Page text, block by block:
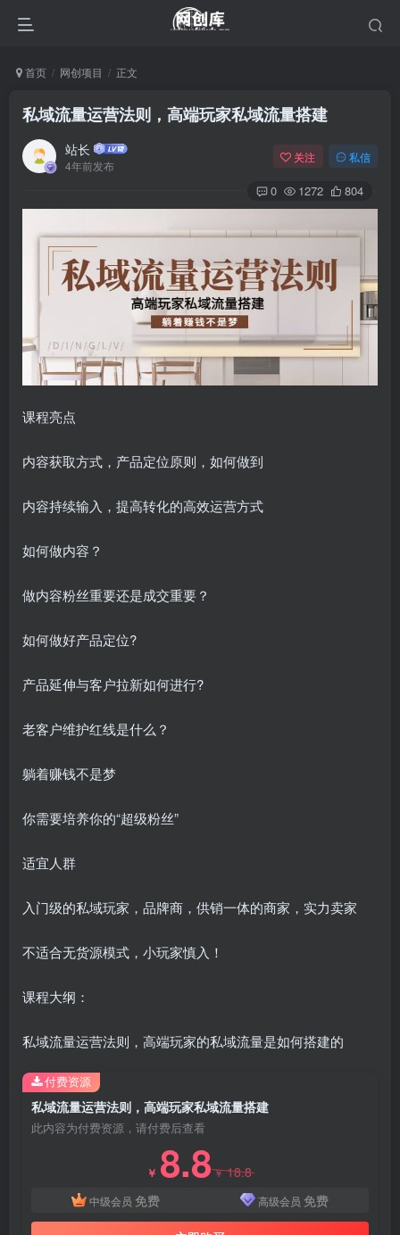
首页 网创项目 正文
私域流量运营法则，高端玩家私域流量搭建
站长
4年前发布
关注 私信
0 1272 804
课程亮点
内容获取方式，产品定位原则，如何做到
内容持续输入，提高转化的高效运营方式
如何做内容？
做内容粉丝重要还是成交重要？
如何做好产品定位?
产品延伸与客户拉新如何进行?
老客户维护红线是什么？
躺着赚钱不是梦
你需要培养你的“超级粉丝”
适宜人群
入门级的私域玩家，品牌商，供销一体的商家，实力卖家
不适合无货源模式，小玩家慎入！
课程大纲：
私域流量运营法则，高端玩家的私域流量是如何搭建的
私域流量运营法则，高端玩家私域流量搭建
此内容为付费资源，请付费后查看
￥ 8.8￥18.8
中级会员 免费 高级会员 免费
付费资源